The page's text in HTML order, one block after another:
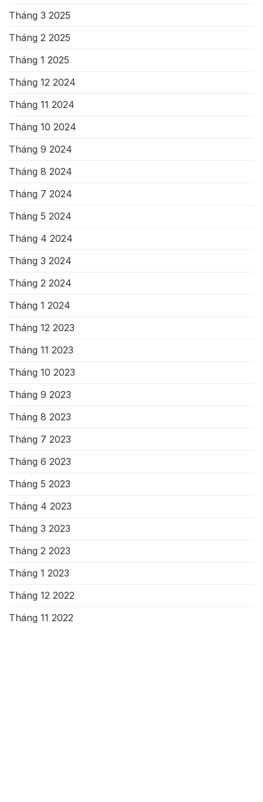
Tháng 3 2025
Tháng 2 2025
Tháng 1 2025
Tháng 12 2024
Tháng 11 2024
Tháng 10 2024
Tháng 9 2024
Tháng 8 2024
Tháng 7 2024
Tháng 5 2024
Tháng 4 2024
Tháng 3 2024
Tháng 2 2024
Tháng 1 2024
Tháng 12 2023
Tháng 11 2023
Tháng 10 2023
Tháng 9 2023
Tháng 8 2023
Tháng 7 2023
Tháng 6 2023
Tháng 5 2023
Tháng 4 2023
Tháng 3 2023
Tháng 2 2023
Tháng 1 2023
Tháng 12 2022
Tháng 11 2022